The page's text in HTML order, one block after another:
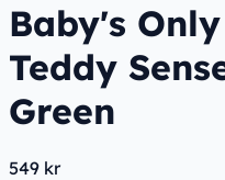
Baby's
Teddy
Green
549 kr